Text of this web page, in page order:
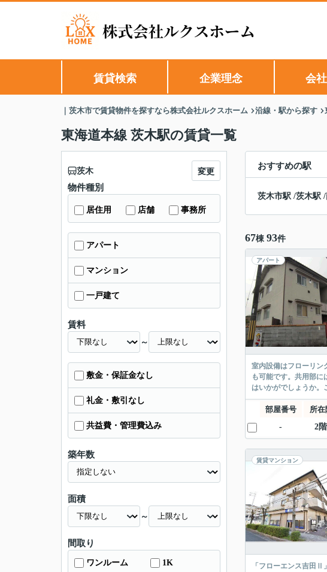
賃貸検索 企業理念 会
｜茨木市で賃貸物件を探すなら株式会社ルクスホーム 沿線・駅から探す
東海道本線 茨木駅の賃貸一覧
おすすめの駅
茨木市駅 /茨木駅 /
67棟 93件
アパート
室内設備はフローリン
も可能です。共用部
はいかがでしょうか。
部屋番号 所在
-
2階
賃貸マンション
「フローエンス吉田Ⅱ
茨木 変更
物件種別
居住用 店舗 事務所
アパート
マンション
一戸建て
賃料
～
敷金・保証金なし
礼金・敷引なし
共益費・管理費込み
築年数
面積
～
間取り
ワンルーム 1K